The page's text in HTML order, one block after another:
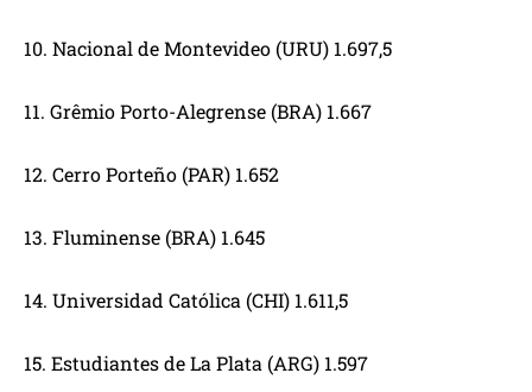
10. Nacional de Montevideo (URU) 1.697,5
11. Grêmio Porto-Alegrense (BRA) 1.667
12. Cerro Porteño (PAR) 1.652
13. Fluminense (BRA) 1.645
14. Universidad Católica (CHI) 1.611,5
15. Estudiantes de La Plata (ARG) 1.597